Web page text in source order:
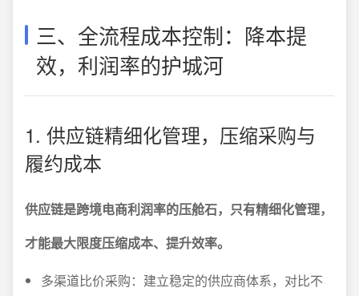
三、全流程成本控制：降本提
效，利润率的护城河
1. 供应链精细化管理，压缩采购与
履约成本
供应链是跨境电商利润率的压舱石，只有精细化管理，
才能最大限度压缩成本、提升效率。
多渠道比价采购：建立稳定的供应商体系，对比不